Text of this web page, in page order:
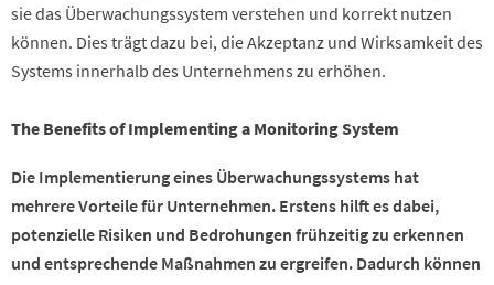
sie das Überwachungssystem verstehen und korrekt nutzen
können. Dies trägt dazu bei, die Akzeptanz und Wirksamkeit des
Systems innerhalb des Unternehmens zu erhöhen.
The Benefits of Implementing a Monitoring System
Die Implementierung eines Überwachungssystems hat
mehrere Vorteile für Unternehmen. Erstens hilft es dabei,
potenzielle Risiken und Bedrohungen frühzeitig zu erkennen
und entsprechende Maßnahmen zu ergreifen. Dadurch können